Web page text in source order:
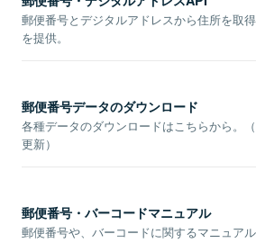
郵便番号とデジタルアドレスから住所を取
を提供。
郵便番号データのダウンロード
各種データのダウンロードはこちらから。
更新）
郵便番号・バーコードマニュアル
郵便番号や、バーコードに関するマニュア